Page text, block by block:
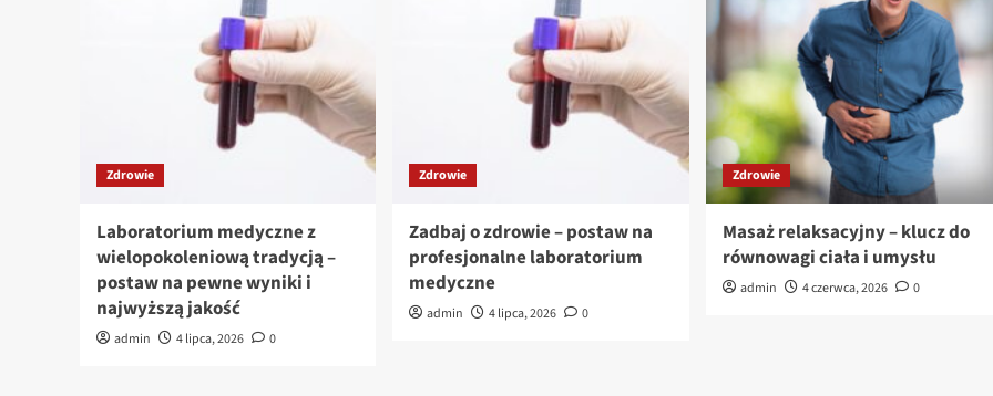
Zdrowie
Laboratorium medyczne z
wielopokoleniową tradycją –
postaw na pewne wyniki i
najwyższą jakość
admin 4 lipca, 2026 0
Zdrowie
Zadbaj o zdrowie – postaw na
profesjonalne laboratorium
medyczne
admin 4 lipca, 2026 0
Zdrowie
Masaż relaksacyjny – klucz do
równowagi ciała i umysłu
admin 4 czerwca, 2026 0